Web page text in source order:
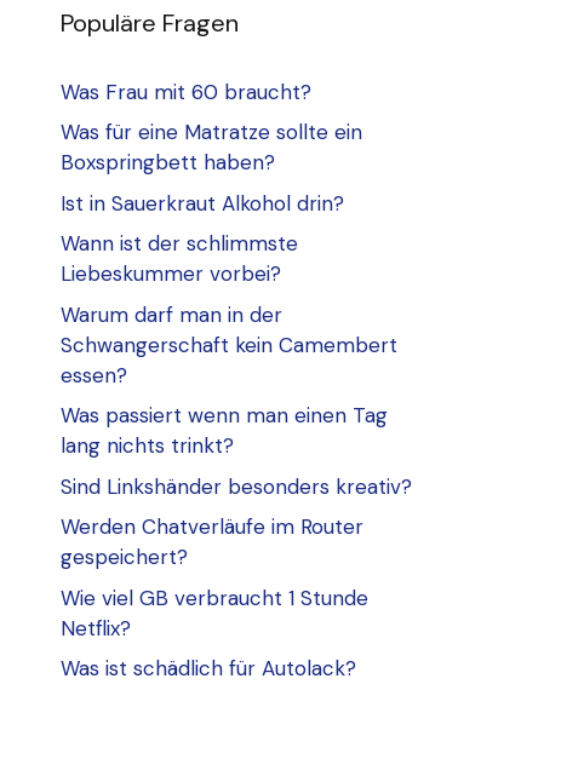
Populäre Fragen
Was Frau mit 60 braucht?
Was für eine Matratze sollte ein
Boxspringbett haben?
Ist in Sauerkraut Alkohol drin?
Wann ist der schlimmste
Liebeskummer vorbei?
Warum darf man in der
Schwangerschaft kein Camembert
essen?
Was passiert wenn man einen Tag
lang nichts trinkt?
Sind Linkshänder besonders kreativ?
Werden Chatverläufe im Router
gespeichert?
Wie viel GB verbraucht 1 Stunde
Netflix?
Was ist schädlich für Autolack?